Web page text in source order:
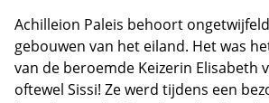
Achilleion Paleis behoort
gebouwen van het eiland. Het was
van de beroemde Keizerin Elisabeth
oftewel Sissi! Ze werd tijdens een